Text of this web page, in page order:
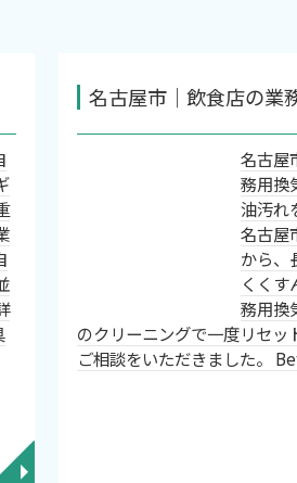
◥
名古屋市｜飲食店の業
名古屋
務用換
油汚れ
名古屋
から、
くくす
務用換
のクリーニングで一度リセッ
ご相談をいただきました。